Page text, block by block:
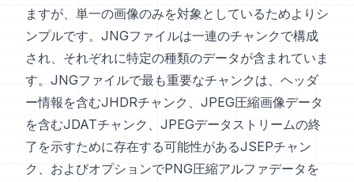
ますが、単一の画像のみを対象としているためよりシ
ンプルです。JNGファイルは一連のチャンクで構成
され、それぞれに特定の種類のデータが含まれていま
す。JNGファイルで最も重要なチャンクは、ヘッダ
ー情報を含むJHDRチャンク、JPEG圧縮画像データ
を含むJDATチャンク、JPEGデータストリームの終
了を示すために存在する可能性があるJSEPチャン
ク、およびオプションでPNG圧縮アルファデータを